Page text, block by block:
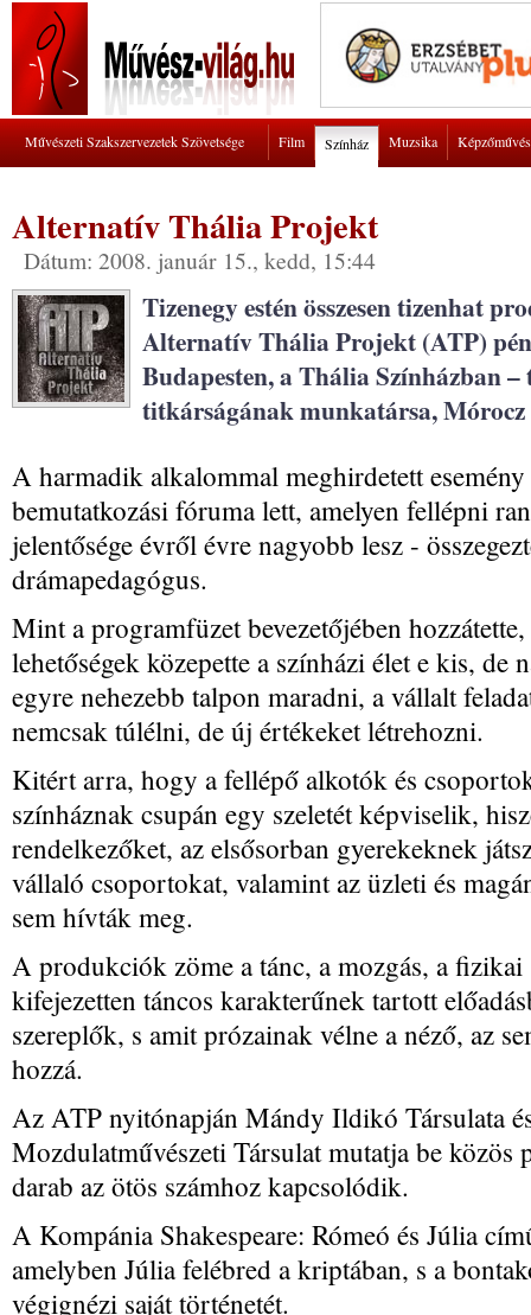
Művészeti Szakszervezetek Szövetsége Film Színház Muzsika
Alternatív Thália Projekt
Dátum: 2008. január 15., kedd, 15:44
Tizenegy estén összesen tizenhat
Alternatív Thália Projekt (ATP)
Budapesten, a Thália Színházban
titkárságának munkatársa,
A harmadik alkalommal meghirdetett
bemutatkozási fóruma lett, amelyen fellépni
jelentősége évről évre nagyobb lesz -
drámapedagógus.
Mint a programfüzet bevezetőjében
lehetőségek közepette a színházi élet e kis, de
egyre nehezebb talpon maradni, a vállalt
nemcsak túlélni, de új értékeket létrehozni.
Kitért arra, hogy a fellépő alkotók és
színháznak csupán egy szeletét képviselik,
rendelkezőket, az elsősorban gyerekeknek
vállaló csoportokat, valamint az üzleti és
sem hívták meg.
A produkciók zöme a tánc, a mozgás, a
kifejezetten táncos karakterűnek tartott
szereplők, s amit prózainak vélne a néző, az
hozzá.
Az ATP nyitónapján Mándy Ildikó Társulata
Mozdulatművészeti Társulat mutatja be
darab az ötös számhoz kapcsolódik.
A Kompánia Shakespeare: Rómeó és Júlia
amelyben Júlia felébred a kriptában, s a
végignézi saját történetét.